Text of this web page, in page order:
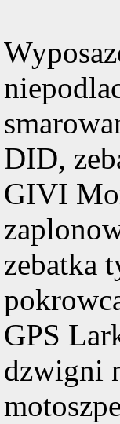
DID,
GIVI
zebatka
GPS
dzwigni